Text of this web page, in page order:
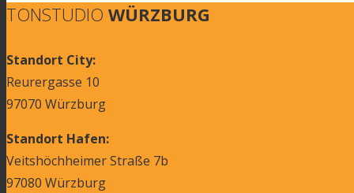
TONSTUDIO WÜRZBURG
Standort City:
Reurergasse 10
97070 Würzburg
Standort Hafen:
Veitshöchheimer Straße 7b
97080 Würzburg